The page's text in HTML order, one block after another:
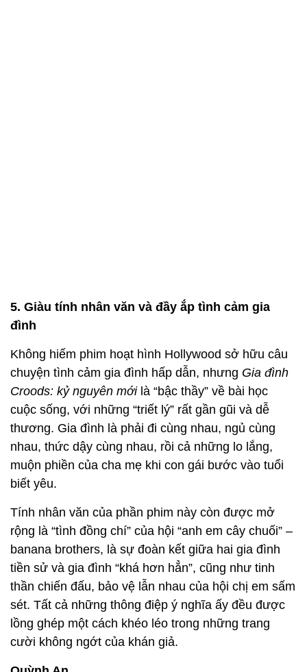
5. Giàu tính nhân văn và đầy ắp tình cảm gia
đình
Không hiếm phim hoạt hình Hollywood sở hữu câu
chuyện tình cảm gia đình hấp dẫn, nhưng Gia đình
Croods: kỷ nguyên mớilà “bậc thầy” về bài học
cuộc sống, với những “triết lý” rất gần gũi và dễ
thương. Gia đình là phải đi cùng nhau, ngủ cùng
nhau, thức dậy cùng nhau, rồi cả những lo lắng,
muộn phiền của cha mẹ khi con gái bước vào tuổi
biết yêu.
Tính nhân văn của phần phim này còn được mở
rộng là “tình đồng chí” của hội “anh em cây chuối” –
banana brothers, là sự đoàn kết giữa hai gia đình
tiền sử và gia đình “khá hơn hẳn”, cũng như tinh
thần chiến đấu, bảo vệ lẫn nhau của hội chị em sấm
sét. Tất cả những thông điệp ý nghĩa ấy đều được
lồng ghép một cách khéo léo trong những trang
cười không ngớt của khán giả.